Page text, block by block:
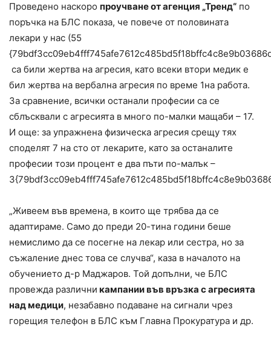
Проведено наскоро проучване от агенция „Тренд“ по
поръчка на БЛС показа, че повече от половината
лекари у нас (55
са били жертва на агресия, като всеки втори медик е
бил жертва на вербална агресия по време 1на работа.
За сравнение, всички останали професии са се
сблъсквали с агресията в много по-малки мащаби – 17.
И още: за упражнена физическа агресия срещу тях
споделят 7 на сто от лекарите, като за останалите
професии този процент е два пъти по-малък –
„Живеем във времена, в които ще трябва да се
адаптираме. Само до преди 20-тина години беше
немислимо да се посегне на лекар или сестра, но за
съжаление днес това се случва“, каза в началото на
обучението д-р Маджаров. Той допълни, че БЛС
провежда различни кампании във връзка с агресията
над медици, незабавно подаване на сигнали чрез
горещия телефон в БЛС към Главна Прокуратура и др.